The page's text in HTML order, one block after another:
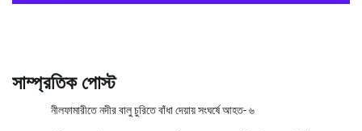
সাম্প্রতিক পোস্ট
নীলফামারীতে নদীর বালু চুরিতে বাঁধা দেয়ায় সংঘর্ষে আহত- ৬